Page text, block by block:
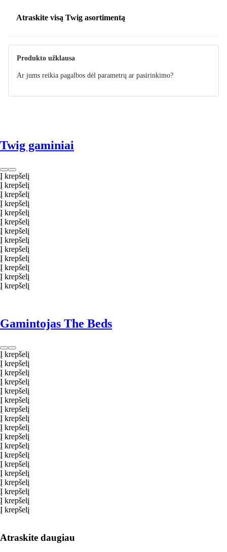
Atraskite visą Twig asortimentą
Produkto užklausa
Ar jums reikia pagalbos dėl parametrų ar pasirinkimo?
Twig gaminiai
Į krepšelį
Į krepšelį
Į krepšelį
Į krepšelį
Į krepšelį
Į krepšelį
Į krepšelį
Į krepšelį
Į krepšelį
Į krepšelį
Į krepšelį
Į krepšelį
Į krepšelį
Gamintojas The Beds
Į krepšelį
Į krepšelį
Į krepšelį
Į krepšelį
Į krepšelį
Į krepšelį
Į krepšelį
Į krepšelį
Į krepšelį
Į krepšelį
Į krepšelį
Į krepšelį
Į krepšelį
Į krepšelį
Į krepšelį
Į krepšelį
Į krepšelį
Į krepšelį
Atraskite daugiau